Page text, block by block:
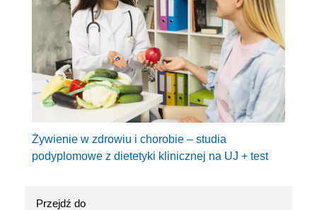
Żywienie w zdrowiu i chorobie – studia
podyplomowe z dietetyki klinicznej na UJ + test
Przejdź do